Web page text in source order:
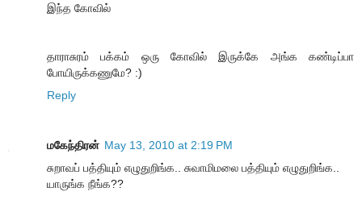
இந்த கோவில்
தாராசுரம் பக்கம் ஒரு கோவில் இருக்கே அங்க கண்டிப்பா
போயிருக்கணுமே? :)
Reply
மகேந்திரன் May 13, 2010 at 2:19 PM
சுறாவப் பத்தியும் எழுதுறிங்க.. சுவாமிமலை பத்தியும் எழுதுறிங்க..
யாருங்க நீங்க??